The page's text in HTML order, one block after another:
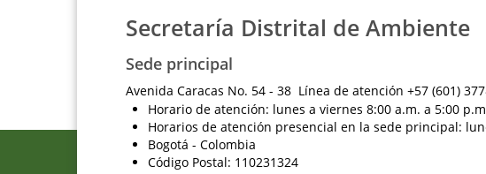
Secretaría Distrital de Ambiente
Sede principal
Avenida Caracas No. 54 - 38 Línea de atención +57 (601)
Horario de atención: lunes a viernes 8:00 a.m. a 5:00
Horarios de atención presencial en la sede principal:
Bogotá - Colombia
Código Postal: 110231324